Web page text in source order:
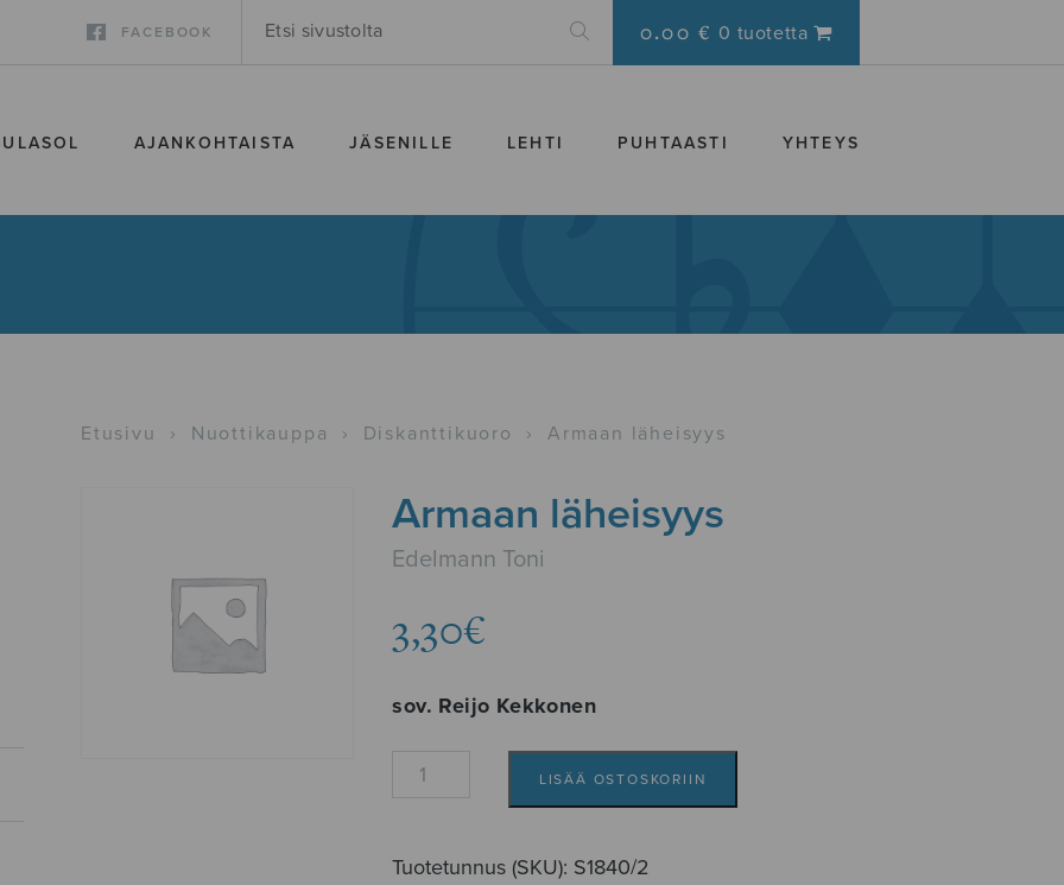
FACEBOOK 0.00 € 0 tuotetta
AJANKOHTAISTA JÄSENILLE LEHTI PUHTAASTI YHTEYS
Etusivu › Nuottikauppa › Diskanttikuoro › Armaan läheisyys
Armaan läheisyys
Edelmann Toni
3,30€
sov. Reijo Kekkonen
Armaan
LISÄÄ OSTOSKORIIN
Tuotetunnus (SKU): S1840/2